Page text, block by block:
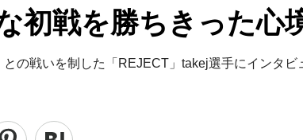
初戦を勝ちきった心
との戦いを制した「REJECT」takej選手にインタ